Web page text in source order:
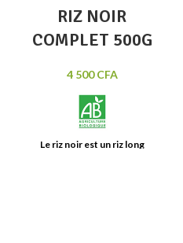
RIZ NOIR
COMPLET 500G
4 500CFA
Le riz noir est un riz long